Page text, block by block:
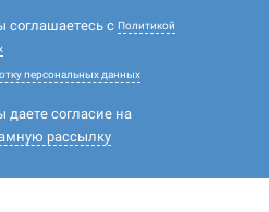
соглашаетесь с Политикой
персональных данных
даете согласие на
рассылку